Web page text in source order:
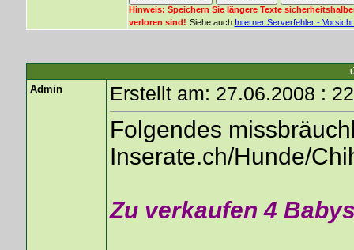
Hinweis: Speichern Sie längere Texte
verloren sind! Siehe auch Interner Serverfehler -
Admin Erstellt am: 27.06.2008 :
Folgendes
Inserate.ch/Hunde/
Zu verkaufen 4